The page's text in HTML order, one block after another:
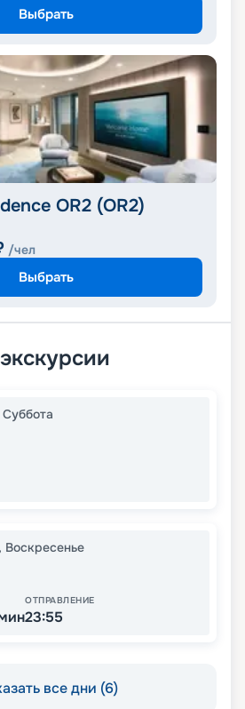
Выбрать
OR2 (OR2)
/чел
Выбрать
Суббота
, Воскресенье
ОТПРАВЛЕНИЕ
23:55
все дни (6)